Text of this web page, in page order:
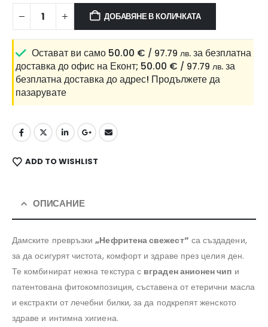
ДОБАВЯНЕ В КОЛИЧКАТА
Остават ви само 50.00 € / 97.79 лв. за безплатна
доставка до офис на Еконт; 50.00 € / 97.79 лв. за
безплатна доставка до адрес! Продължете да
пазарувате
ADD TO WISHLIST
ОПИСАНИЕ
Дамските превръзки„Нефритена свежест“ са създадени,
за да осигурят чистота, комфорт и здраве през целия ден.
Те комбинират нежна текстура с вграден анионен чип и
патентована фитокомпозиция, съставена от етерични масла
и екстракти от лечебни билки, за да подкрепят женското
здраве и интимна хигиена.